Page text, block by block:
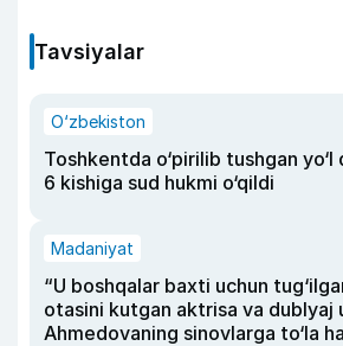
Tavsiyalar
O‘zbekiston
Toshkentda o‘pirilib tushgan yo‘l
6 kishiga sud hukmi o‘qildi
Madaniyat
“U boshqalar baxti uchun
otasini kutgan aktrisa va dublyaj
Ahmedovaning sinovlarga to‘la